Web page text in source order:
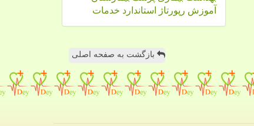
آموزش رپورتاژ استاندارد خدمات
بازگشت به صفحه اصلی